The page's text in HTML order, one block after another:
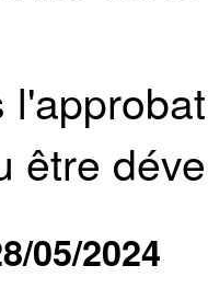
être
05/2024